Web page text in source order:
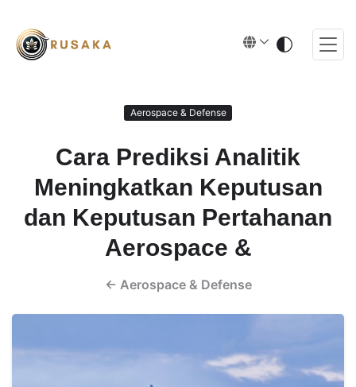
Aerospace & Defense
Cara Prediksi Analitik
Meningkatkan Keputusan
dan Keputusan Pertahanan
Aerospace &
← Aerospace & Defense